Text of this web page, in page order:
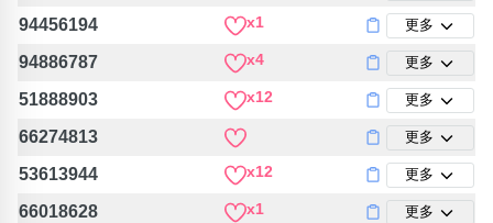
94456194 x1 更多
94886787 x4 更多
51888903 x12 更多
66274813 更多
53613944 x12 更多
66018628 x1 更多